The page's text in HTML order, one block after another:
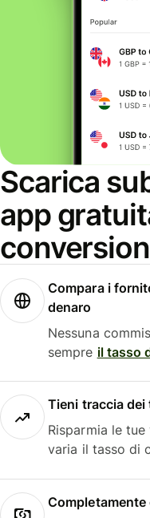
Scarica
app
Compara i
denaro
Nessuna
sempre il tasso
Tieni traccia
Risparmia le
varia il tasso di